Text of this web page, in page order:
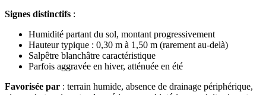
Signes distinctifs :
Humidité partant du sol, montant progressivement
Hauteur typique : 0,30 m à 1,50 m (rarement au-delà)
Salpêtre blanchâtre caractéristique
Parfois aggravée en hiver, atténuée en été
Favorisée par : terrain humide, absence de drainage périphérique,